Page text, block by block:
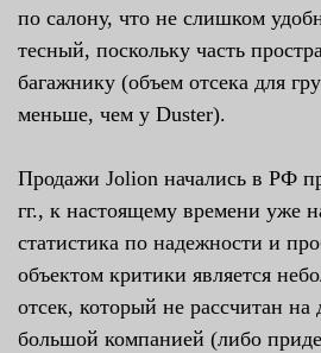
по салону, что не слишком
тесный, поскольку часть
багажнику (объем отсека для
меньше, чем у Duster).
Продажи Jolion начались в РФ
гг., к настоящему времени уже
статистика по надежности и
объектом критики является
отсек, который не рассчитан на
большой компанией (либо